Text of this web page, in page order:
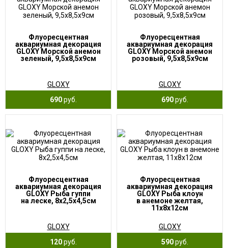
Флуоресцентная
аквариумная декорация
GLOXY Морской анемон
зеленый, 9,5х8,5х9см
GLOXY
690руб.
Флуоресцентная
аквариумная декорация
GLOXY Морской анемон
розовый, 9,5х8,5х9см
GLOXY
690руб.
Флуоресцентная
аквариумная декорация
GLOXY Рыба гуппи
на леске, 8х2,5х4,5см
GLOXY
120руб.
Флуоресцентная
аквариумная декорация
GLOXY Рыба клоун
в анемоне желтая,
11х8х12см
GLOXY
590руб.